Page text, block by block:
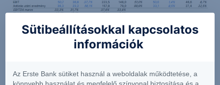
Sütibeállításokkal kapcsolatos
információk
Az Erste Bank sütiket használ a weboldalak működtetése, a
könnyebb használat és megfelelő színvonal biztosítása és a